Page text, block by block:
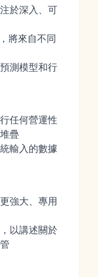
於深入、可
將來自不同
測模型和行
任何營運性
疊
輸入的數據
強大、專用
以講述關於